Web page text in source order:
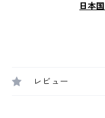
日本
レビュー